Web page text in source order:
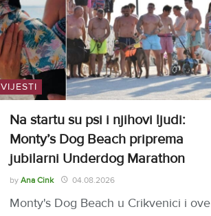
VIJESTI
Na startu su psi i njihovi ljudi:
Monty’s Dog Beach priprema
jubilarni Underdog Marathon
by Ana Cink 04.08.2026
Monty's Dog Beach u Crikvenici i ove